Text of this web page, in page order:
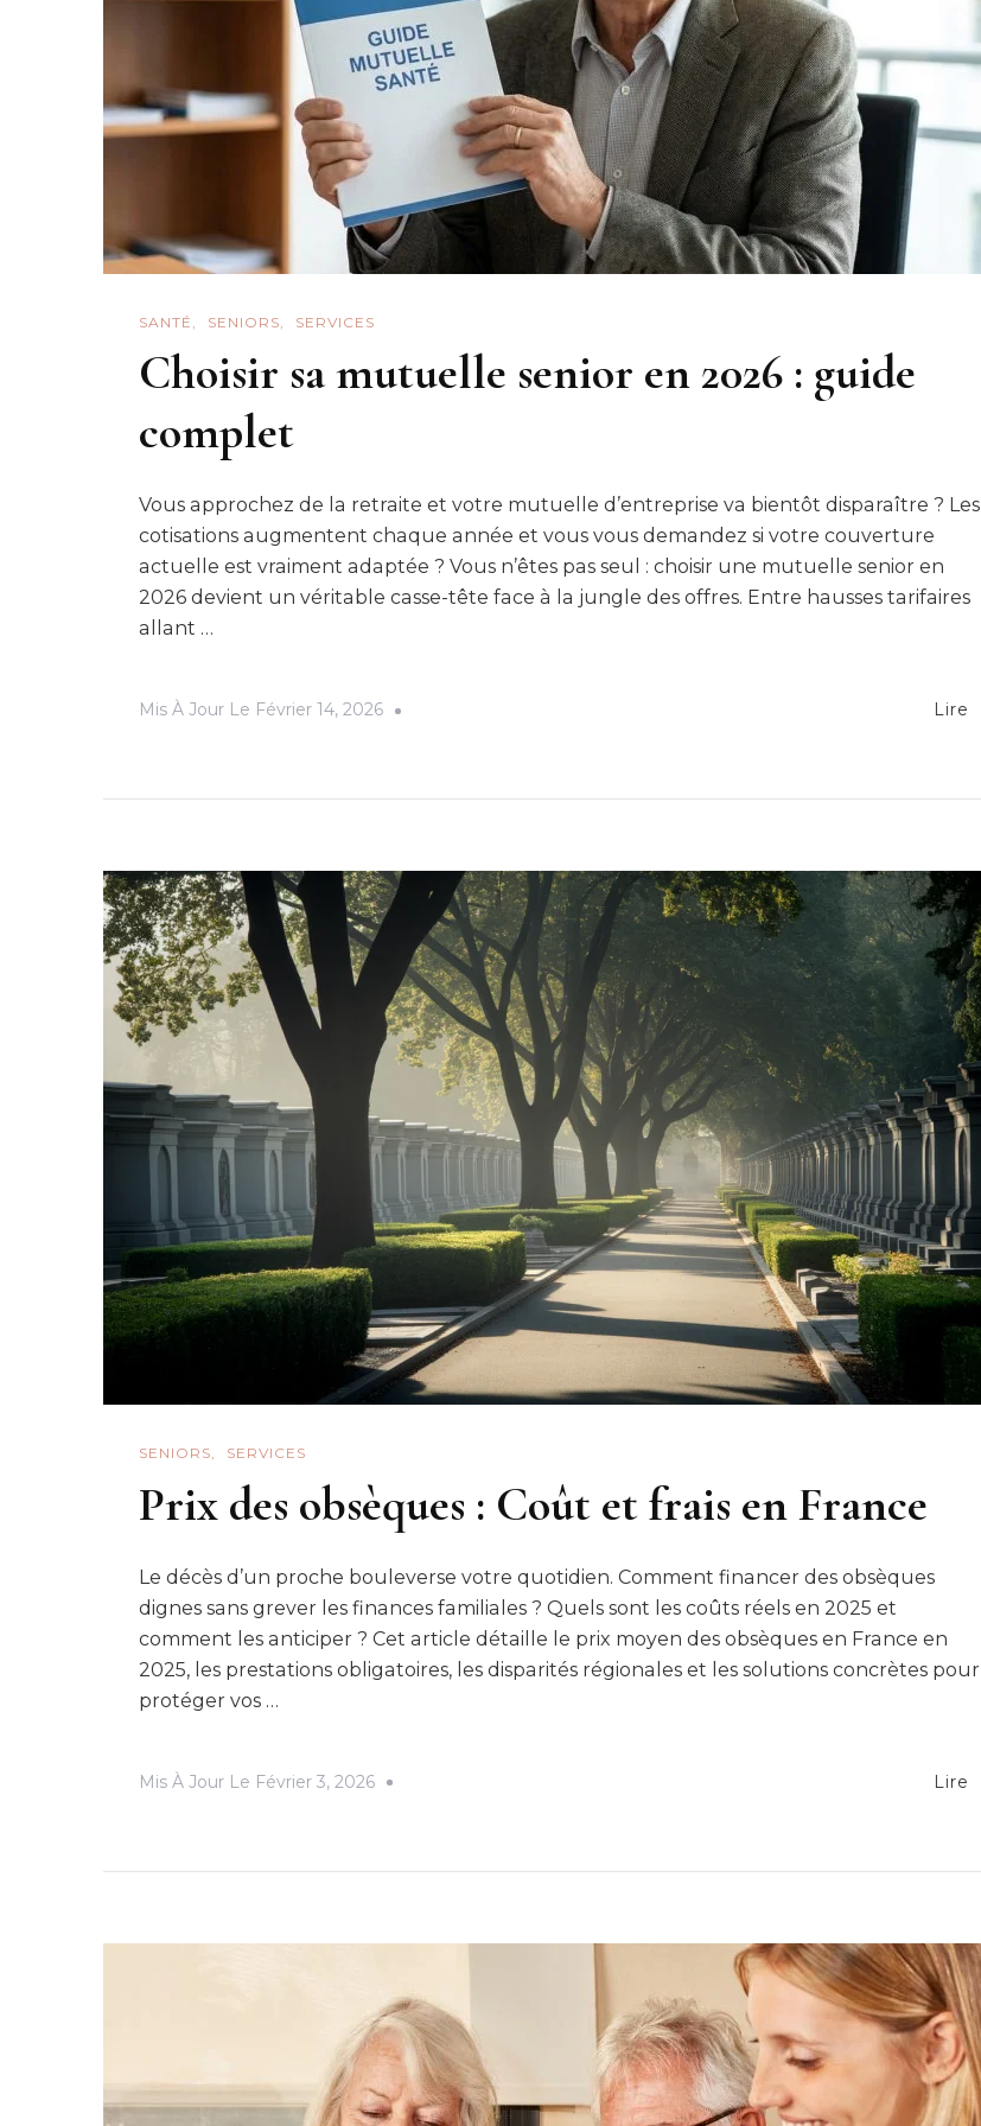
SANTÉ SENIORS SERVICES
Choisir sa mutuelle senior en 2026 : guide
complet
Vous approchez de la retraite et votre mutuelle d’entreprise va bientôt disparaître ? Les
cotisations augmentent chaque année et vous vous demandez si votre couverture
actuelle est vraiment adaptée ? Vous n’êtes pas seul : choisir une mutuelle senior en
2026 devient un véritable casse-tête face à la jungle des offres. Entre hausses tarifaires
allant …
Mis À Jour Le Février 14, 2026 Lire
SENIORS SERVICES
Prix des obsèques : Coût et frais en France
Le décès d’un proche bouleverse votre quotidien. Comment financer des obsèques
dignes sans grever les finances familiales ? Quels sont les coûts réels en 2025 et
comment les anticiper ? Cet article détaille le prix moyen des obsèques en France en
2025, les prestations obligatoires, les disparités régionales et les solutions concrètes pour
protéger vos …
Mis À Jour Le Février 3, 2026 Lire